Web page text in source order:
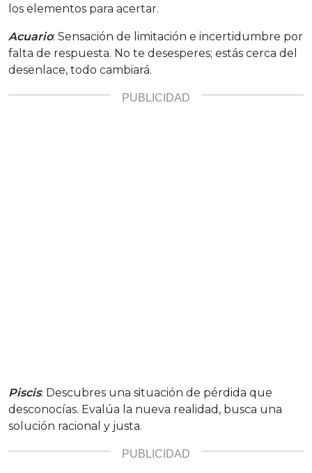
los elementos para acertar.
Acuario: Sensación de limitación e incertidumbre por
falta de respuesta. No te desesperes; estás cerca del
desenlace, todo cambiará.
Piscis: Descubres una situación de pérdida que
desconocías. Evalúa la nueva realidad, busca una
solución racional y justa.